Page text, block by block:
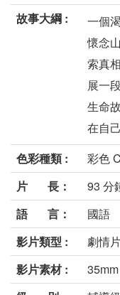
故事大綱 :
一個
懷念
索真
展一
生命
在自
色彩種類 :
彩色
片 長：
93 分
語 言：
國語
影片類型 :
劇情
影片素材 :
35mm